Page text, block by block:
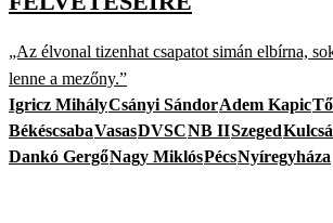
„Az élvonal tizenhat csapatot simán elbírna,
lenne a mezőny.”
Igricz MihályCsányi SándorAdem Kapic
BékéscsabaVasasDVSCNB IISzeged
Dankó GergőNagy MiklósPécsNyíregyháza